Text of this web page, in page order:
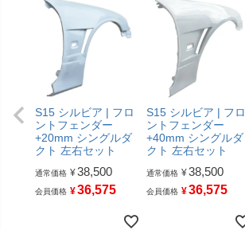
S15 シルビア | フロ
ントフェンダー
+20mm シングルダ
クト 左右セット
通常価格 ¥38,500
会員価格 ¥36,575
S15 シルビア | フロ
ントフェンダー
+40mm シングルダ
クト 左右セット
通常価格 ¥38,500
会員価格 ¥36,575